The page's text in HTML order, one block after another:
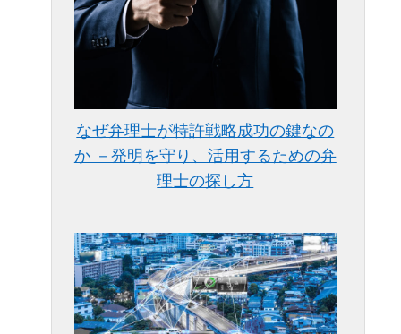
なぜ弁理士が特許戦略成功の鍵なの
か －発明を守り、活用するための弁
理士の探し方